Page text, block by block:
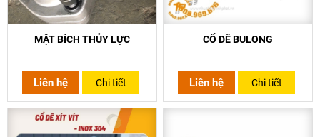
MẶT BÍCH THỦY LỰC
Liên hệ Chi tiết
CỔ DÊ BULONG
Liên hệ Chi tiết